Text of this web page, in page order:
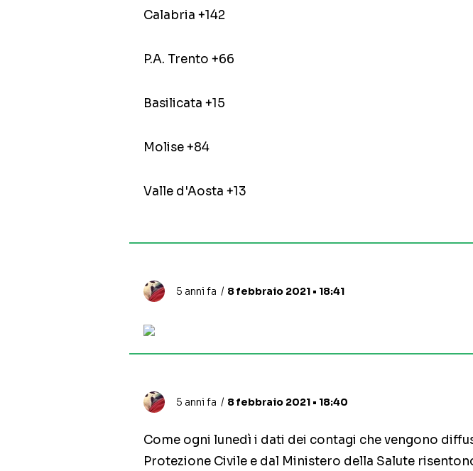
Calabria +142
P.A. Trento +66
Basilicata +15
Molise +84
Valle d'Aosta +13
5 anni fa 8 febbraio 2021 • 18:41
5 anni fa 8 febbraio 2021 • 18:40
Come ogni lunedì i dati dei contagi che vengono
Protezione Civile e dal Ministero della Salute